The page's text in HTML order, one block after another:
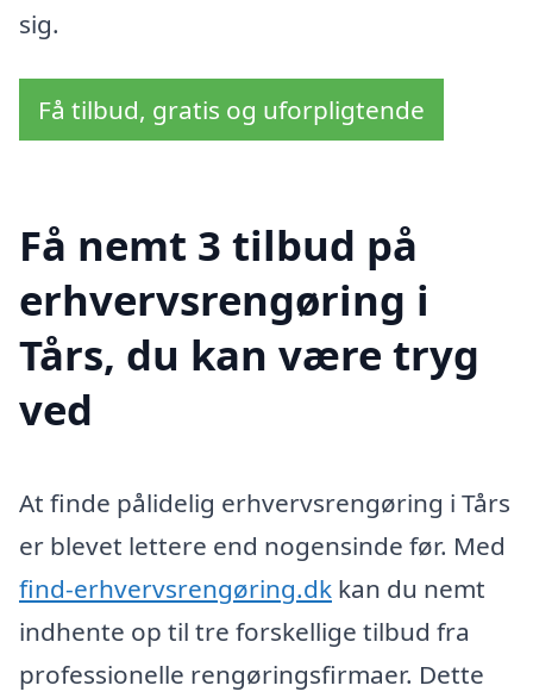
sig.
Få tilbud, gratis og uforpligtende
Få nemt 3 tilbud på
erhvervsrengøring i
Tårs, du kan være tryg
ved
At finde pålidelig erhvervsrengøring i Tårs
er blevet lettere end nogensinde før. Med
find-erhvervsrengøring.dk kan du nemt
indhente op til tre forskellige tilbud fra
professionelle rengøringsfirmaer. Dette